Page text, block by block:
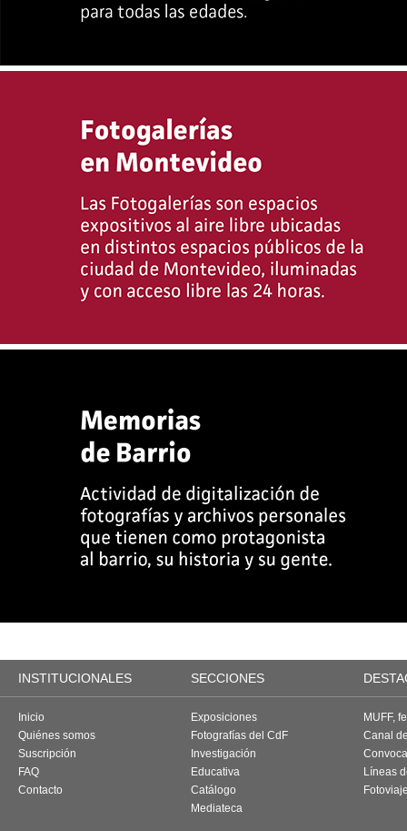
INSTITUCIONALES SECCIONES
Inicio
Quiénes somos
Suscripción
FAQ
Contacto
Exposiciones
Fotografías del CdF
Investigación
Educativa
Catálogo
Mediateca
MUFF,
Canal
Líneas